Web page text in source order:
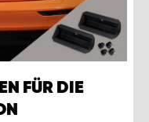
FÜR DIE